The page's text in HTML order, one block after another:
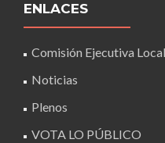
ENLACES
Comisión Ejecutiva Local
Noticias
Plenos
VOTA LO PÚBLICO